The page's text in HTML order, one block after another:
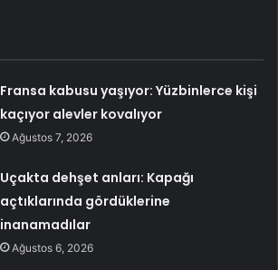
Fransa kabusu yaşıyor: Yüzbinlerce kişi
kaçıyor alevler kovalıyor
Ağustos 7, 2026
Uçakta dehşet anları: Kapağı
açtıklarında gördüklerine
inanamadılar
Ağustos 6, 2026